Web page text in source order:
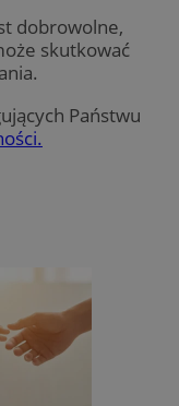
dobrowolne,
skutkować
Państwu